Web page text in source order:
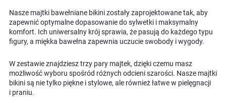
Nasze majtki bawełniane bikini zostały zaprojektowane tak, aby
zapewnić optymalne dopasowanie do sylwetki i maksymalny
komfort. Ich uniwersalny krój sprawia, że pasują do każdego typu
figury, a miękka bawełna zapewnia uczucie swobody i wygody.
W zestawie znajdziesz trzy pary majtek, dzięki czemu masz
możliwość wyboru spośród różnych odcieni szarości. Nasze majtki
bikini są nie tylko piękne i stylowe, ale również łatwe w pielęgnacji
i praniu.